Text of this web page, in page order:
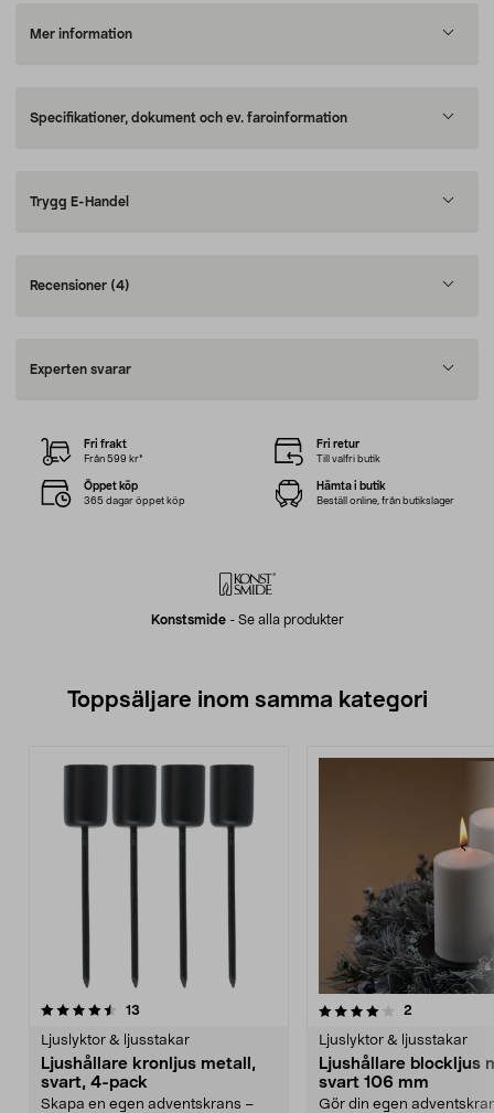
Mer information
Specifikationer, dokument och ev. faroinformation
Trygg E-Handel
Recensioner (4)
Experten svarar
Konstsmide- Se alla produkter
Fri frakt
Från 599 kr*
Fri retur
Till valfri butik
Öppet köp
365 dagar öppet köp
Hämta i butik
Beställ online, från butikslager
Toppsäljare inom samma kategori
13
Ljuslyktor & ljusstakar
Ljushållare kronljus metall,
svart, 4-pack
Skapa en egen adventskrans –
4.0 av 5 stjärnor 2
Ljuslyktor & ljusstakar
Ljushållare blockljus
svart 106 mm
Gör din egen
4.5 av 5 stjärnor